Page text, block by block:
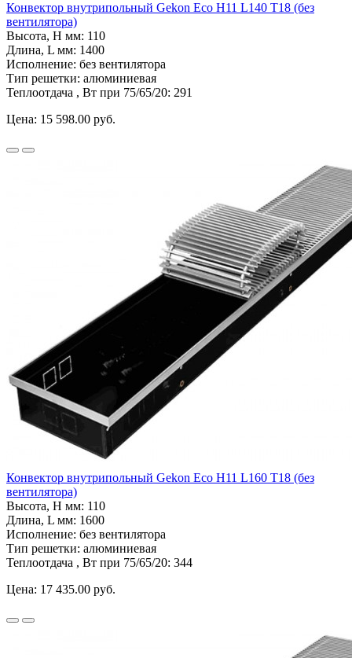
Конвектор внутрипольный Gekon Eco H11 L140 T18 (без
вентилятора)
Высота, H мм: 110
Длина, L мм: 1400
Исполнение: без вентилятора
Тип решетки: алюминиевая
Теплоотдача , Вт при 75/65/20: 291
Цена: 15 598.00 руб.
Конвектор внутрипольный Gekon Eco H11 L160 T18 (без
вентилятора)
Высота, H мм: 110
Длина, L мм: 1600
Исполнение: без вентилятора
Тип решетки: алюминиевая
Теплоотдача , Вт при 75/65/20: 344
Цена: 17 435.00 руб.